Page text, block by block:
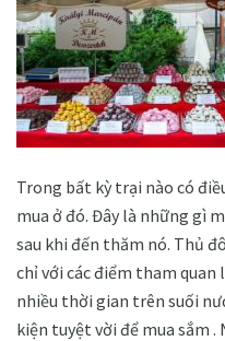
Trong bất kỳ trại nào có
mua ở đó. Đây là những gì
sau khi đến thăm nó. Thủ
chỉ với các điểm tham quan
nhiều thời gian trên suối
kiện tuyệt vời để mua sắm